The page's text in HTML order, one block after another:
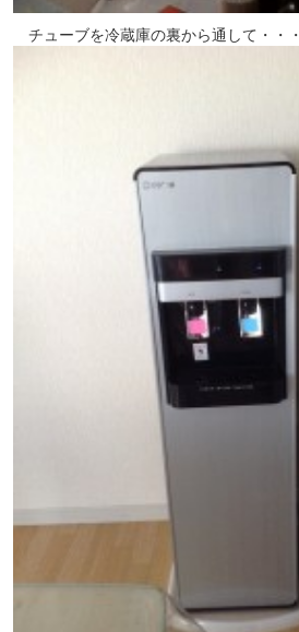
チューブを冷蔵庫の裏から通して・・・